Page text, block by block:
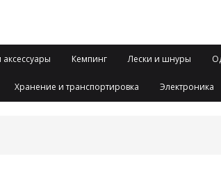
Кемпинг Лески и шнуры
Хранение и транспортировка Электроника